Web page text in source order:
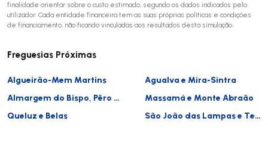
finalidade orientar sobre o custo estimado, segundo os dados indicados pelo
utilizador. Cada entidade financeira tem as suas próprias políticas e condições
de financiamento, não ficando vinculadas aos resultados desta simulação.
Freguesias Próximas
Algueirão-Mem Martins
Agualva e Mira-Sintra
Almargem do Bispo, Pêro Pinheiro e Montelavar
Massamá e Monte Abraão
Queluz e Belas
São João das Lampas e Terrugem